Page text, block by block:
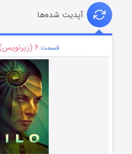
آپدیت شده‌ها
قسمت ۶ (زیرنویس)